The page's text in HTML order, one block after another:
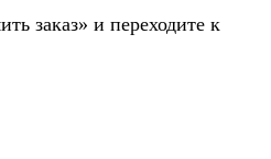
заказ» и переходите к